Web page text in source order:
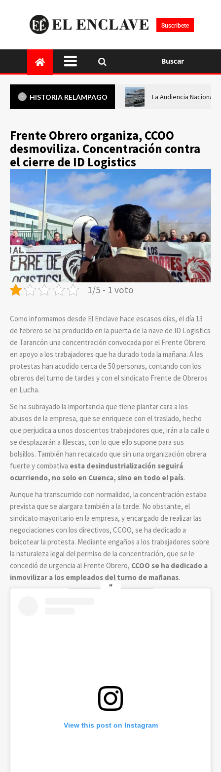
Suscríbete
Buscar
HISTORIA RELÁMPAGO La Audiencia Nacional
Frente Obrero organiza, CCOO
desmoviliza. Concentración contra
el cierre de ID Logistics
1/5 - 1 voto
Como informamos desde El Enclave hace escasos días, el día 13
de febrero se ha producido en la puerta de la nave de ID Logistics
de Tarancón una concentración convocada por el Frente Obrero
en apoyo a los trabajadores que ha durado toda la mañana. A las
protestas han acudido cerca de 50 personas, contando con los
obreros del turno de tardes y con el sindicato Frente de Obreros
en Lucha.
Se ha subrayado la importancia que tiene plantar cara a los
abusos de la empresa, que se enriquece con el traslado, hecho
que perjudica a unos doscientos trabajadores que, irán a la calle o
se desplazarán a Illescas, con lo que ello supone para sus
bolsillos. También han recalcado que sin una organización obrera
fuerte y combativa esta desindustrialización seguirá
ocurriendo, no solo en Cuenca, sino en todo el país.
Aunque ha transcurrido con normalidad, la concentración estaba
prevista que se alargara también a la tarde. No obstante, el
sindicato mayoritario en la empresa, y encargado de realizar las
negociaciones con los directivos, CCOO, se ha dedicado a
boicotear la protesta. Mediante engaños a los trabajadores sobre
la naturaleza legal del permiso de la concentración, que se le
concedió de urgencia al Frente Obrero, CCOO se ha dedicado a
inmovilizar a los empleados del turno de mañanas.
View this post on Instagram